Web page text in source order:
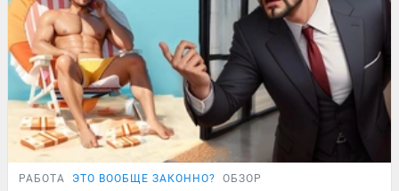
РАБОТА ЭТО ВООБЩЕ ЗАКОННО? ОБЗОР